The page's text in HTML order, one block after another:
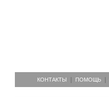
КОНТАКТЫ ПОМОЩЬ